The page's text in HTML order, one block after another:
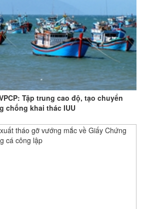
Tập trung cao độ, tạo chuyển
chống khai thác IUU